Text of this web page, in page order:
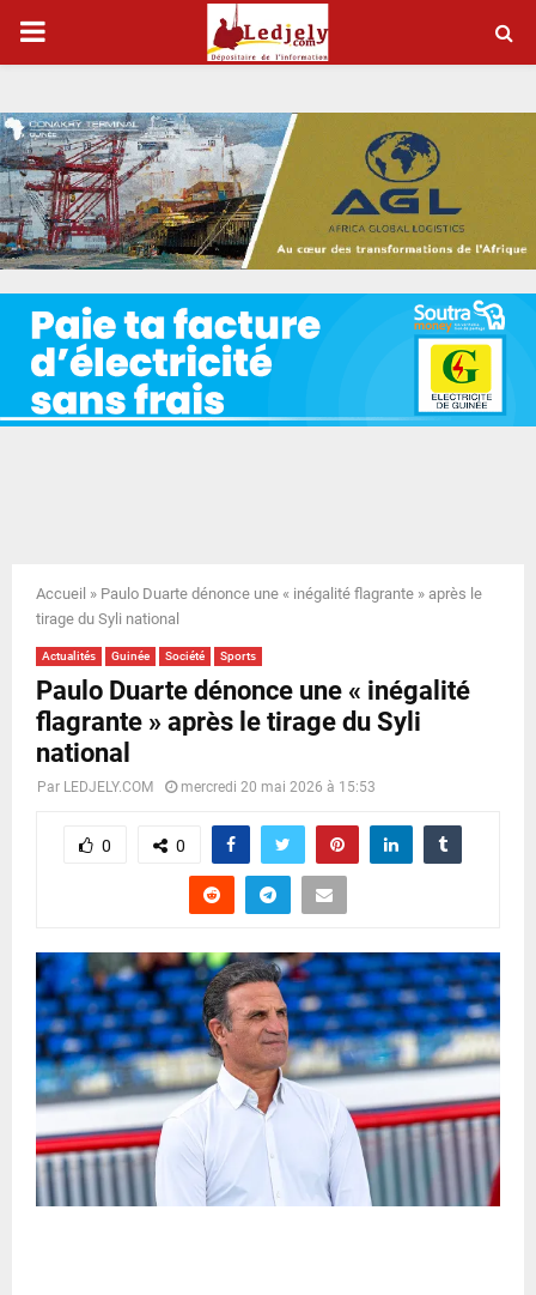
P
I
M
A
R
Y
N
U
Accueil » Paulo Duarte dénonce une « inégalité flagrante » après le
tirage du Syli national
Actualités Guinée Société Sports
Paulo Duarte dénonce une « inégalité
flagrante » après le tirage du Syli
national
Par LEDJELY.COM mercredi 20 mai 2026 à 15:53
0 0